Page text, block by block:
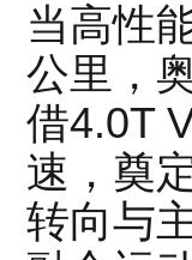
当高性
公里，
借4.0T
速，奠
转向与